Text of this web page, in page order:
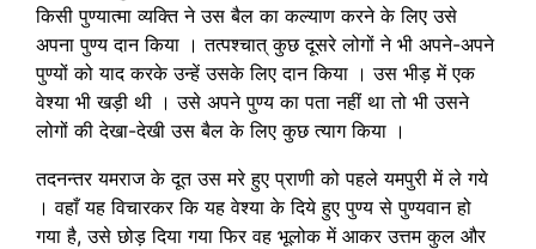
किसी पुण्यात्मा व्यक्ति ने उस बैल का कल्याण करने के लिए उसे
अपना पुण्य दान किया । तत्पश्चात् कुछ दूसरे लोगों ने भी अपने-अपने
पुण्यों को याद करके उन्हें उसके लिए दान किया । उस भीड़ में एक
वेश्या भी खड़ी थी । उसे अपने पुण्य का पता नहीं था तो भी उसने
लोगों की देखा-देखी उस बैल के लिए कुछ त्याग किया ।
तदनन्तर यमराज के दूत उस मरे हुए प्राणी को पहले यमपुरी में ले गये
। वहाँ यह विचारकर कि यह वेश्या के दिये हुए पुण्य से पुण्यवान हो
गया है, उसे छोड़ दिया गया फिर वह भूलोक में आकर उत्तम कुल और